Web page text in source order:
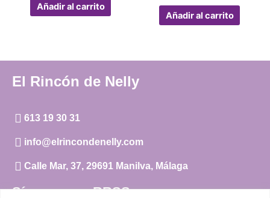
Añadir al carrito
Añadir al carrito
El Rincón de Nelly
613 19 30 31
info@elrincondenelly.com
Calle Mar, 37, 29691 Manilva, Málaga
Síguenos en RRSS